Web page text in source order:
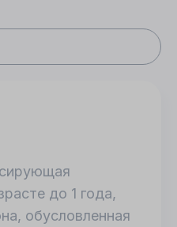
до 1 года,
обусловленная